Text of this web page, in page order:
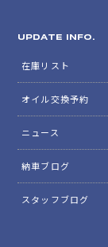
UPDATE INFO.
在庫リスト
オイル交換予約
ニュース
納車ブログ
スタッフブログ